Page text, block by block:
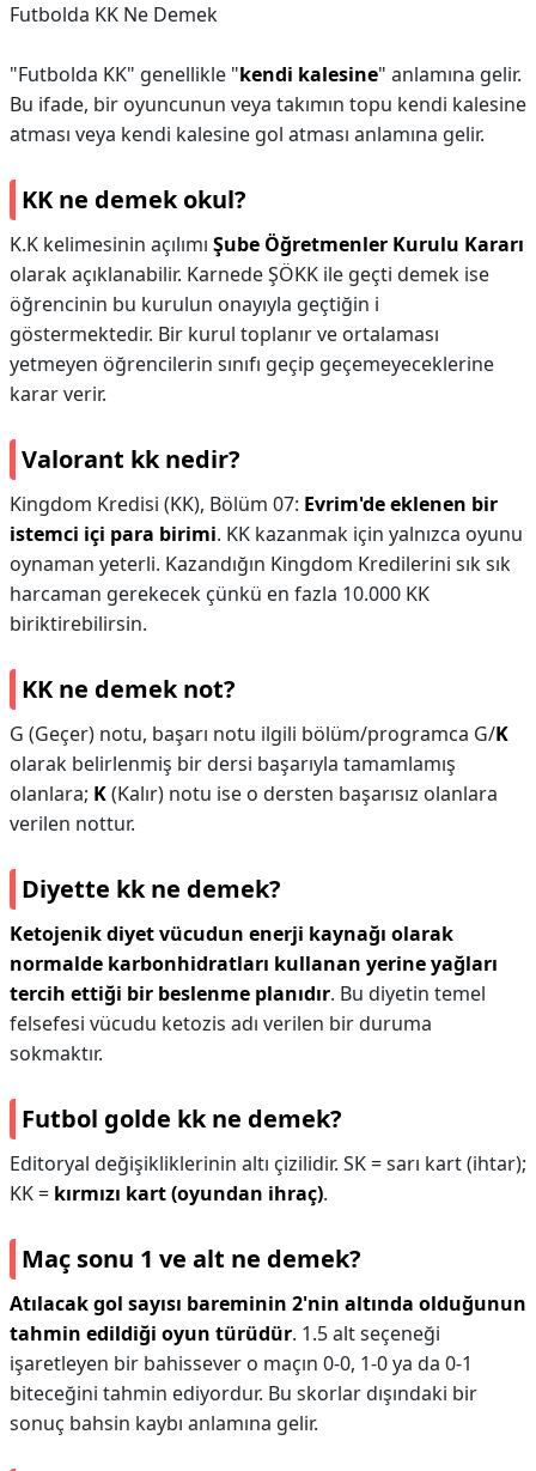
Futbolda KK Ne Demek
"Futbolda KK" genellikle "kendi kalesine" anlamına gelir.
Bu ifade, bir oyuncunun veya takımın topu kendi kalesine
atması veya kendi kalesine gol atması anlamına gelir.
KK ne demek okul?
K.K kelimesinin açılımı Şube Öğretmenler Kurulu Kararı
olarak açıklanabilir. Karnede ŞÖKK ile geçti demek ise
öğrencinin bu kurulun onayıyla geçtiğin i
göstermektedir. Bir kurul toplanır ve ortalaması
yetmeyen öğrencilerin sınıfı geçip geçemeyeceklerine
karar verir.
Valorant kk nedir?
Kingdom Kredisi (KK), Bölüm 07: Evrim'de eklenen bir
istemci içi para birimi. KK kazanmak için yalnızca oyunu
oynaman yeterli. Kazandığın Kingdom Kredilerini sık sık
harcaman gerekecek çünkü en fazla 10.000 KK
biriktirebilirsin.
KK ne demek not?
G (Geçer) notu, başarı notu ilgili bölüm/programca G/K
olarak belirlenmiş bir dersi başarıyla tamamlamış
olanlara; K(Kalır) notu ise o dersten başarısız olanlara
verilen nottur.
Diyette kk ne demek?
Ketojenik diyet vücudun enerji kaynağı olarak
normalde karbonhidratları kullanan yerine yağları
tercih ettiği bir beslenme planıdır. Bu diyetin temel
felsefesi vücudu ketozis adı verilen bir duruma
sokmaktır.
Futbol golde kk ne demek?
Editoryal değişikliklerinin altı çizilidir. SK = sarı kart (ihtar);
KK = kırmızı kart (oyundan ihraç).
Maç sonu 1 ve alt ne demek?
Atılacak gol sayısı bareminin 2'nin altında olduğunun
tahmin edildiği oyun türüdür. 1.5 alt seçeneği
işaretleyen bir bahissever o maçın 0-0, 1-0 ya da 0-1
biteceğini tahmin ediyordur. Bu skorlar dışındaki bir
sonuç bahsin kaybı anlamına gelir.